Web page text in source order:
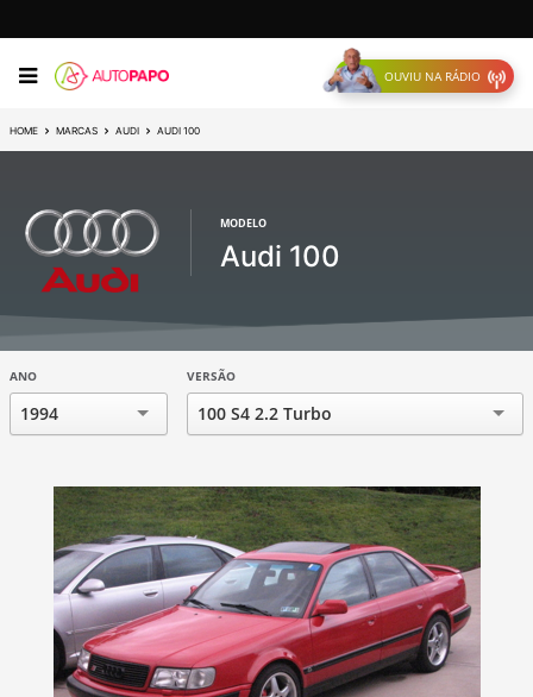
OUVIU NA RÁDIO
HOME MARCAS AUDI AUDI 100
MODELO
Audi 100
ANO
1994
VERSÃO
100 S4 2.2 Turbo